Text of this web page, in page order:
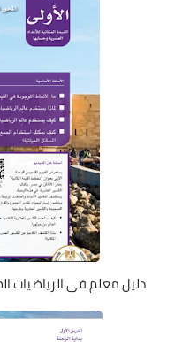
دليل معلم فى الرياضيات